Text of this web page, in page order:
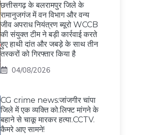
छत्तीसगढ़ के बलरामपुर जिले के
रामानुजगंज में वन विभाग और वन्य
जीव अपराध नियंत्रण ब्यूरो WCCB
की संयुक्त टीम ने बड़ी कार्रवाई करते
हुए हाथी दांत और जबड़े के साथ तीन
तस्करों को गिरफ्तार किया है
04/08/2026
CG crime news:जांजगीर चांपा
जिले में एक व्यक्ति को.लिफ्ट मांगने के
बहाने से चाकू मारकर हत्या.CCTV.
कैमरे आए सामने!